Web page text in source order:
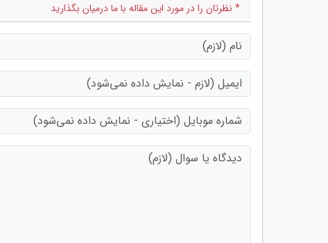
* نظرتان را در مورد این مقاله با ما درمیان بگذارید